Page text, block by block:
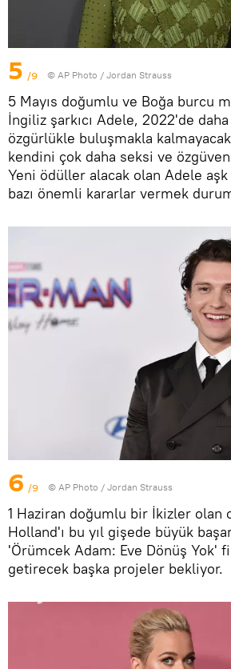
5 /9 © AP Photo / Jordan Strauss
5 Mayıs doğumlu ve Boğa burcu
İngiliz şarkıcı Adele, 2022'de
özgürlükle buluşmakla
kendini çok daha seksi ve
Yeni ödüller alacak olan Adele
bazı önemli kararlar vermek
6 /9 © AP Photo / Jordan Strauss
1 Haziran doğumlu bir İkizler olan
Holland'ı bu yıl gişede büyük
'Örümcek Adam: Eve Dönüş Yok'
getirecek başka projeler bekliyor.